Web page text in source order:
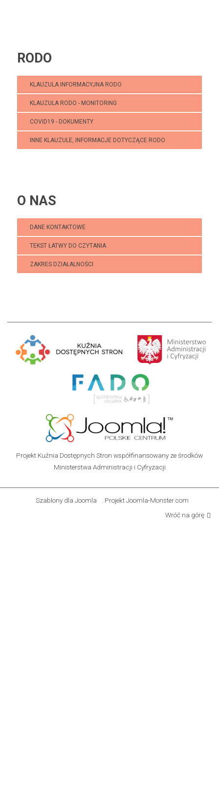
RODO
KLAUZULA INFORMACYJNA RODO
KLAUZULA RODO - MONITORING
COVID19 - DOKUMENTY
INNE KLAUZULE, INFORMACJE DOTYCZĄCE RODO
O NAS
DANE KONTAKTOWE
TEKST ŁATWY DO CZYTANIA
ZAKRES DZIAŁALNOŚCI
Projekt Kuźnia Dostępnych Stron współfinansowany ze środków
Ministerstwa Administracji i Cyfryzacji
Szablony dla Joomla
. Projekt Joomla-Monster.com
Wróć na górę